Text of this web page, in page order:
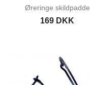
Øreringe skildpadde
169 DKK